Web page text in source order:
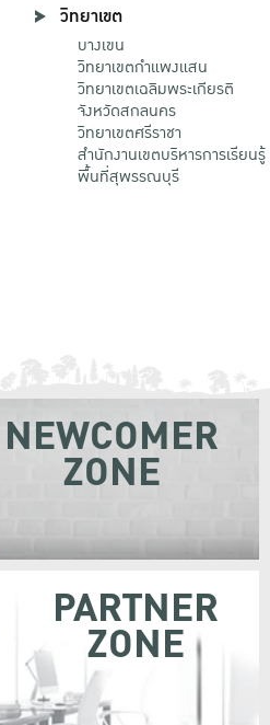
วิทยาเขต
บางเขน
วิทยาเขตกําแพงแสน
วิทยาเขตเฉลิมพระเกียรติ
จังหวัดสกลนคร
วิทยาเขตศรีราชา
สำนักงานเขตบริหารการเรียนรู้
พื้นที่สุพรรณบุรี
NEWCOMER
ZONE
PARTNER
ZONE